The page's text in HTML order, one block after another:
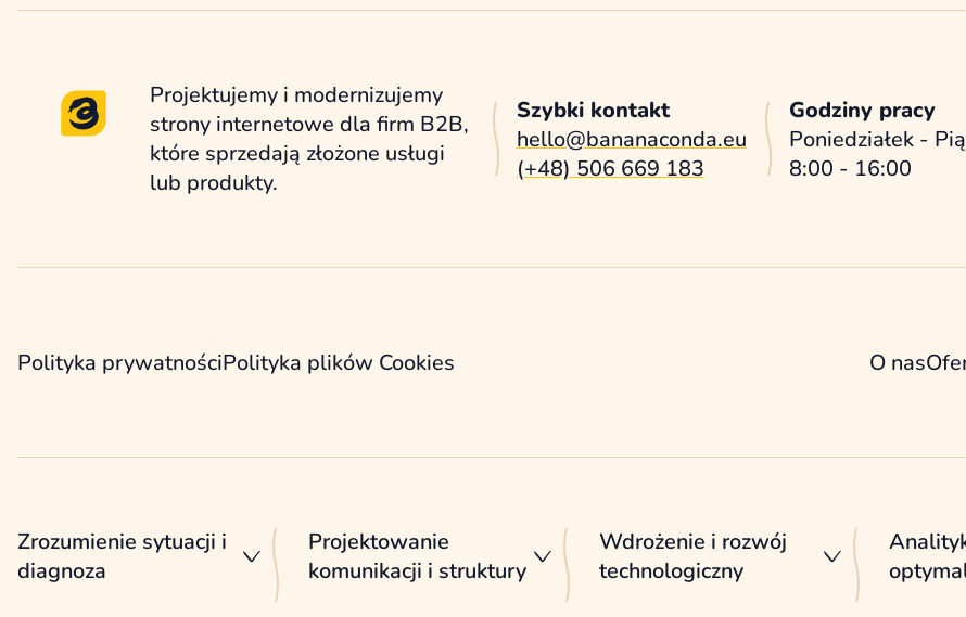
Projektujemy i modernizujemy
strony internetowe dla firm B2B,
które sprzedają złożone usługi
lub produkty.
Szybki kontakt
hello@bananaconda.eu
(+48) 506 669 183
Godziny pracy
Poniedziałek -
8:00 - 16:00
Polityka prywatnościPolityka plików Cookies O nas
Zrozumienie sytuacji i
diagnoza
Projektowanie
komunikacji i struktury
Wdrożenie i rozwój
technologiczny